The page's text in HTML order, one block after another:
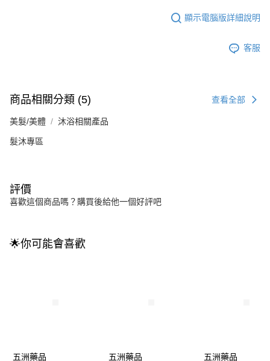
顯示電腦版詳細說明
客服
商品相關分類 (5) 查看全部
美髮/美體 沐浴相關產品
髮沐專區
評價
喜歡這個商品嗎？購買後給他一個好評吧
🌟你可能會喜歡
五洲藥品 五洲藥品 五洲藥品